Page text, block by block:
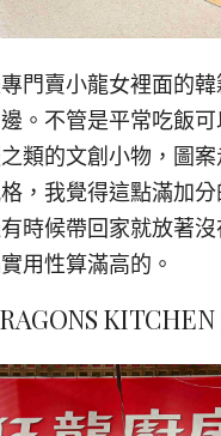
門賣小龍女裡面的
。不管是平常吃飯
類的文創小物，圖
，我覺得這點滿加
時候帶回家就放著
用性算滿高的。
KITCHEN